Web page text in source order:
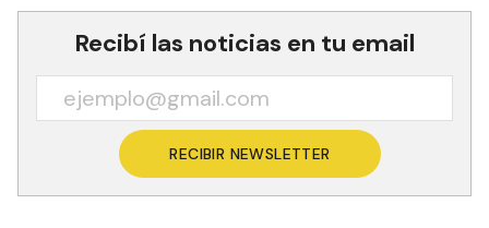
Recibí las noticias en tu email
RECIBIR NEWSLETTER